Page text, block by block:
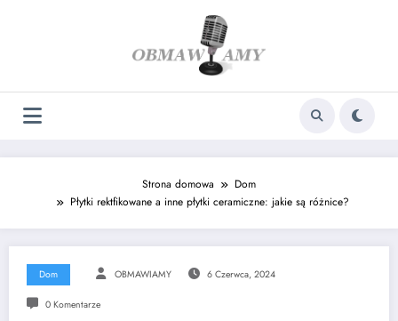
Strona domowa
Dom
Płytki rektfikowane a inne płytki ceramiczne: jakie są różnice?
Dom OBMAWIAMY 6 Czerwca, 2024
0 Komentarze